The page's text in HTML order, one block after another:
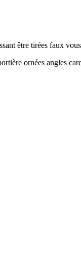
être tirées faux
ornées angles